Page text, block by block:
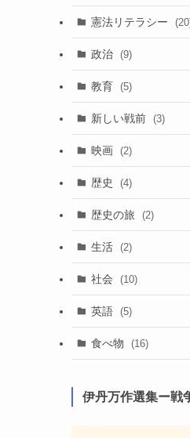
憲法リテラシー
政治 (9)
教育 (5)
新しい戦前 (3)
映画 (2)
歴史 (4)
歴史の旅 (2)
生活 (2)
社会 (10)
英語 (5)
食べ物 (16)
伊丹万作選集ー戦